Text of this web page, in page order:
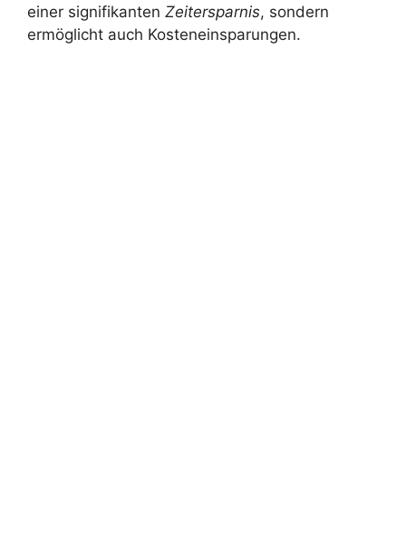
einer signifikanten Zeitersparnis, sondern
ermöglicht auch Kosteneinsparungen.